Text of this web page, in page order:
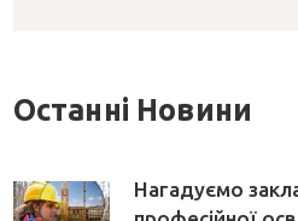
Останні Новини
Нагадуємо